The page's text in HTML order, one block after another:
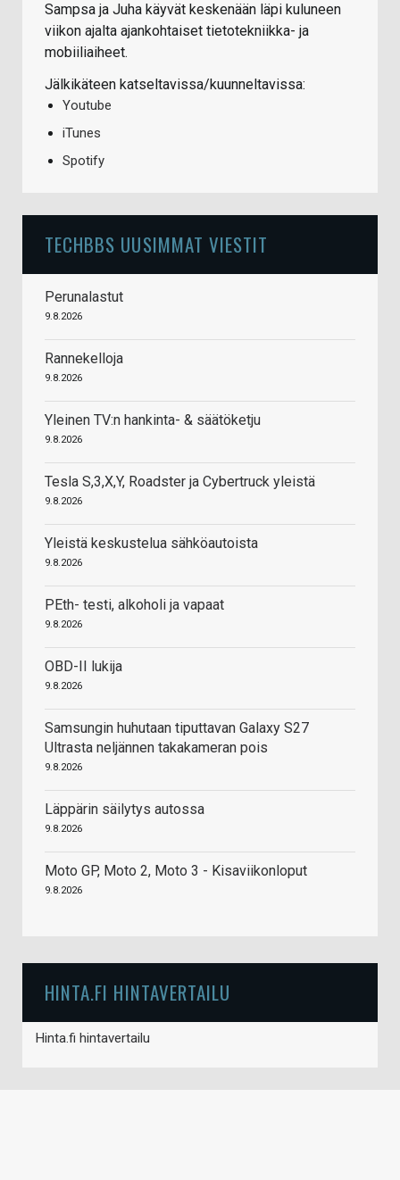
Sampsa ja Juha käyvät keskenään läpi kuluneen
viikon ajalta ajankohtaiset tietotekniikka- ja
mobiiliaiheet.
Jälkikäteen katseltavissa/kuunneltavissa:
Youtube
iTunes
Spotify
TECHBBS UUSIMMAT VIESTIT
Perunalastut
9.8.2026
Rannekelloja
9.8.2026
Yleinen TV:n hankinta- & säätöketju
9.8.2026
Tesla S,3,X,Y, Roadster ja Cybertruck yleistä
9.8.2026
Yleistä keskustelua sähköautoista
9.8.2026
PEth- testi, alkoholi ja vapaat
9.8.2026
OBD-II lukija
9.8.2026
Samsungin huhutaan tiputtavan Galaxy S27
Ultrasta neljännen takakameran pois
9.8.2026
Läppärin säilytys autossa
9.8.2026
Moto GP, Moto 2, Moto 3 - Kisaviikonloput
9.8.2026
HINTA.FI HINTAVERTAILU
Hinta.fi hintavertailu